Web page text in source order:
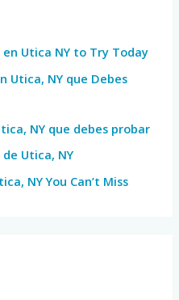
Utica NY to Try Today
Utica, NY que Debes
NY que debes probar
Utica, NY
NY You Can’t Miss